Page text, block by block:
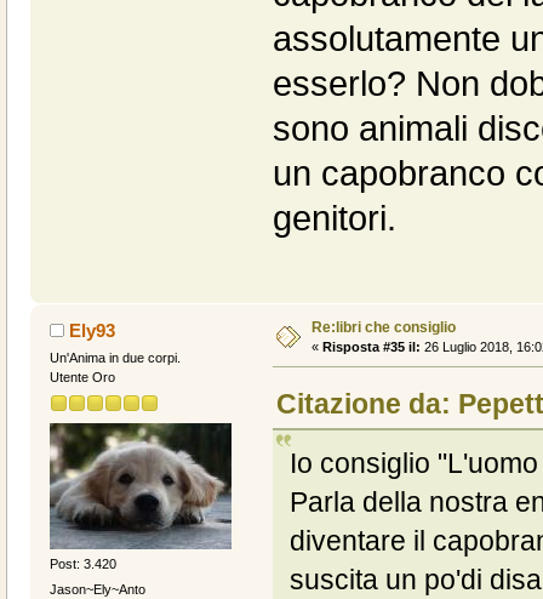
assolutamente
esserlo? Non
sono animali
un capobranco
genitori.
Ely93
Un'Anima in due corpi.
Utente Oro
Post: 3.420
Jason~Ely~Anto
Re:libri che consiglio
« Risposta #35 il: 26 Luglio 2018,
Citazione da:
Io consiglio
Parla della nostra
diventare il
suscita un po'di